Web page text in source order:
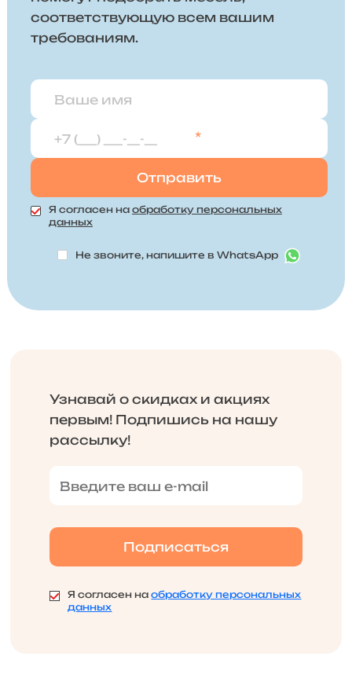
соответствующую всем вашим
требованиям.
*
Я согласен на обработку персональных
данных
Не звоните, напишите в WhatsApp
Узнавай о скидках и акциях
первым! Подпишись на нашу
рассылку!
Я согласен наобработку персональных
данных